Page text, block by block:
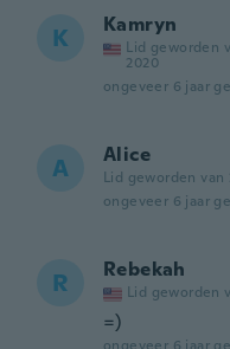
K Kamryn
Lid geworden
2020
ongeveer 6 jaar
A Alice
Lid geworden van
ongeveer 6 jaar
R Rebekah
Lid geworden
=)